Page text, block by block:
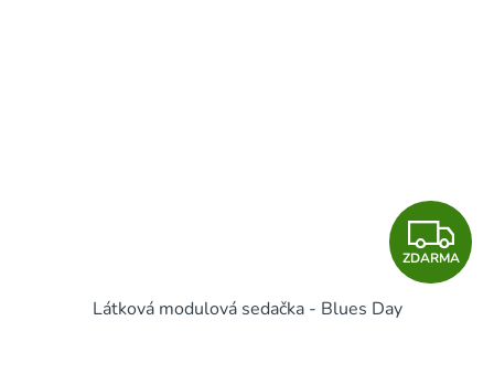
Z
D
ZDARMA
Látková modulová sedačka - Blues Day